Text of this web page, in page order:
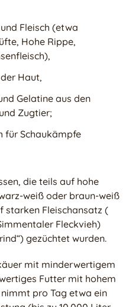
Fleisch (etwa
Hohe Rippe,
Haut,
Gelatine aus den
Zugtier;
für Schaukämpfe
die teils auf hohe
weiß oder braun-weiß
starken Fleischansatz (
Fleckvieh)
gezüchtet wurden.
mit minderwertigem
Futter mit hohem
pro Tag etwa ein